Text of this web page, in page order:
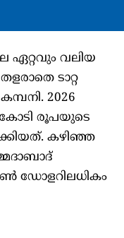
ഏറ്റവും വലിയ
ടാറ്റ
2026
കോടി രൂപയുടെ
കഴിഞ്ഞ
ഡോളറിലധികം